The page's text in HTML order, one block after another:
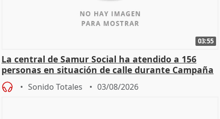
03:55
La central de Samur Social ha atendido a 156
personas en situación de calle durante Campaña
de Calor
Sonido Totales 03/08/2026